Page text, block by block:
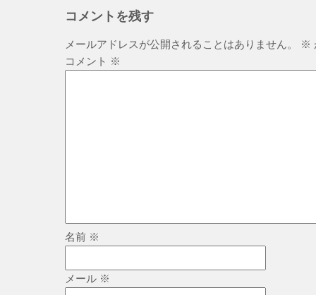
コメントを残す
メールアドレスが公開されることはありません。 ※
コメント ※
名前 ※
メール ※